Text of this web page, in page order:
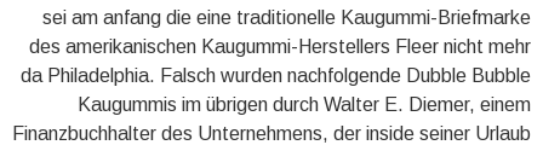
sei am anfang die eine traditionelle Kaugummi-Briefmarke
des amerikanischen Kaugummi-Herstellers Fleer nicht mehr
da Philadelphia. Falsch wurden nachfolgende Dubble Bubble
Kaugummis im übrigen durch Walter E. Diemer, einem
Finanzbuchhalter des Unternehmens, der inside seiner Urlaub